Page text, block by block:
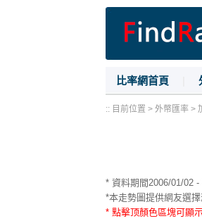
比率網首頁
:: 目前位置 > 外幣匯率 >
* 資料期間2006/01/02 -
*本走勢圖提供網友選
* 點擊顶顏色區塊可顯